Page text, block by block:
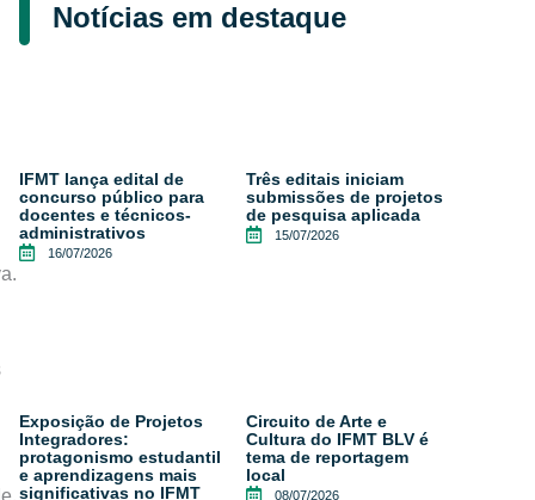
Notícias em destaque
IFMT lança edital de
concurso público para
docentes e técnicos-
administrativos
16/07/2026
Três editais iniciam
submissões de projetos
de pesquisa aplicada
15/07/2026
Exposição de Projetos
Integradores:
protagonismo estudantil
e aprendizagens mais
significativas no IFMT
Circuito de Arte e
Cultura do IFMT BLV é
tema de reportagem
local
08/07/2026